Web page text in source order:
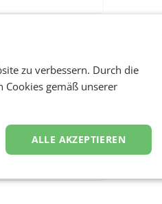
zu verbessern. Durch die
Cookies gemäß unserer
ALLE AKZEPTIEREN